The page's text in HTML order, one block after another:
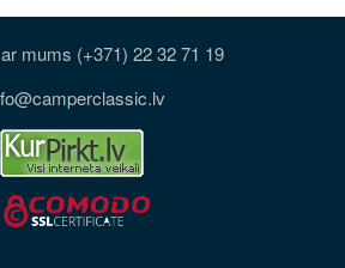
mums (+371) 22 32 71 19